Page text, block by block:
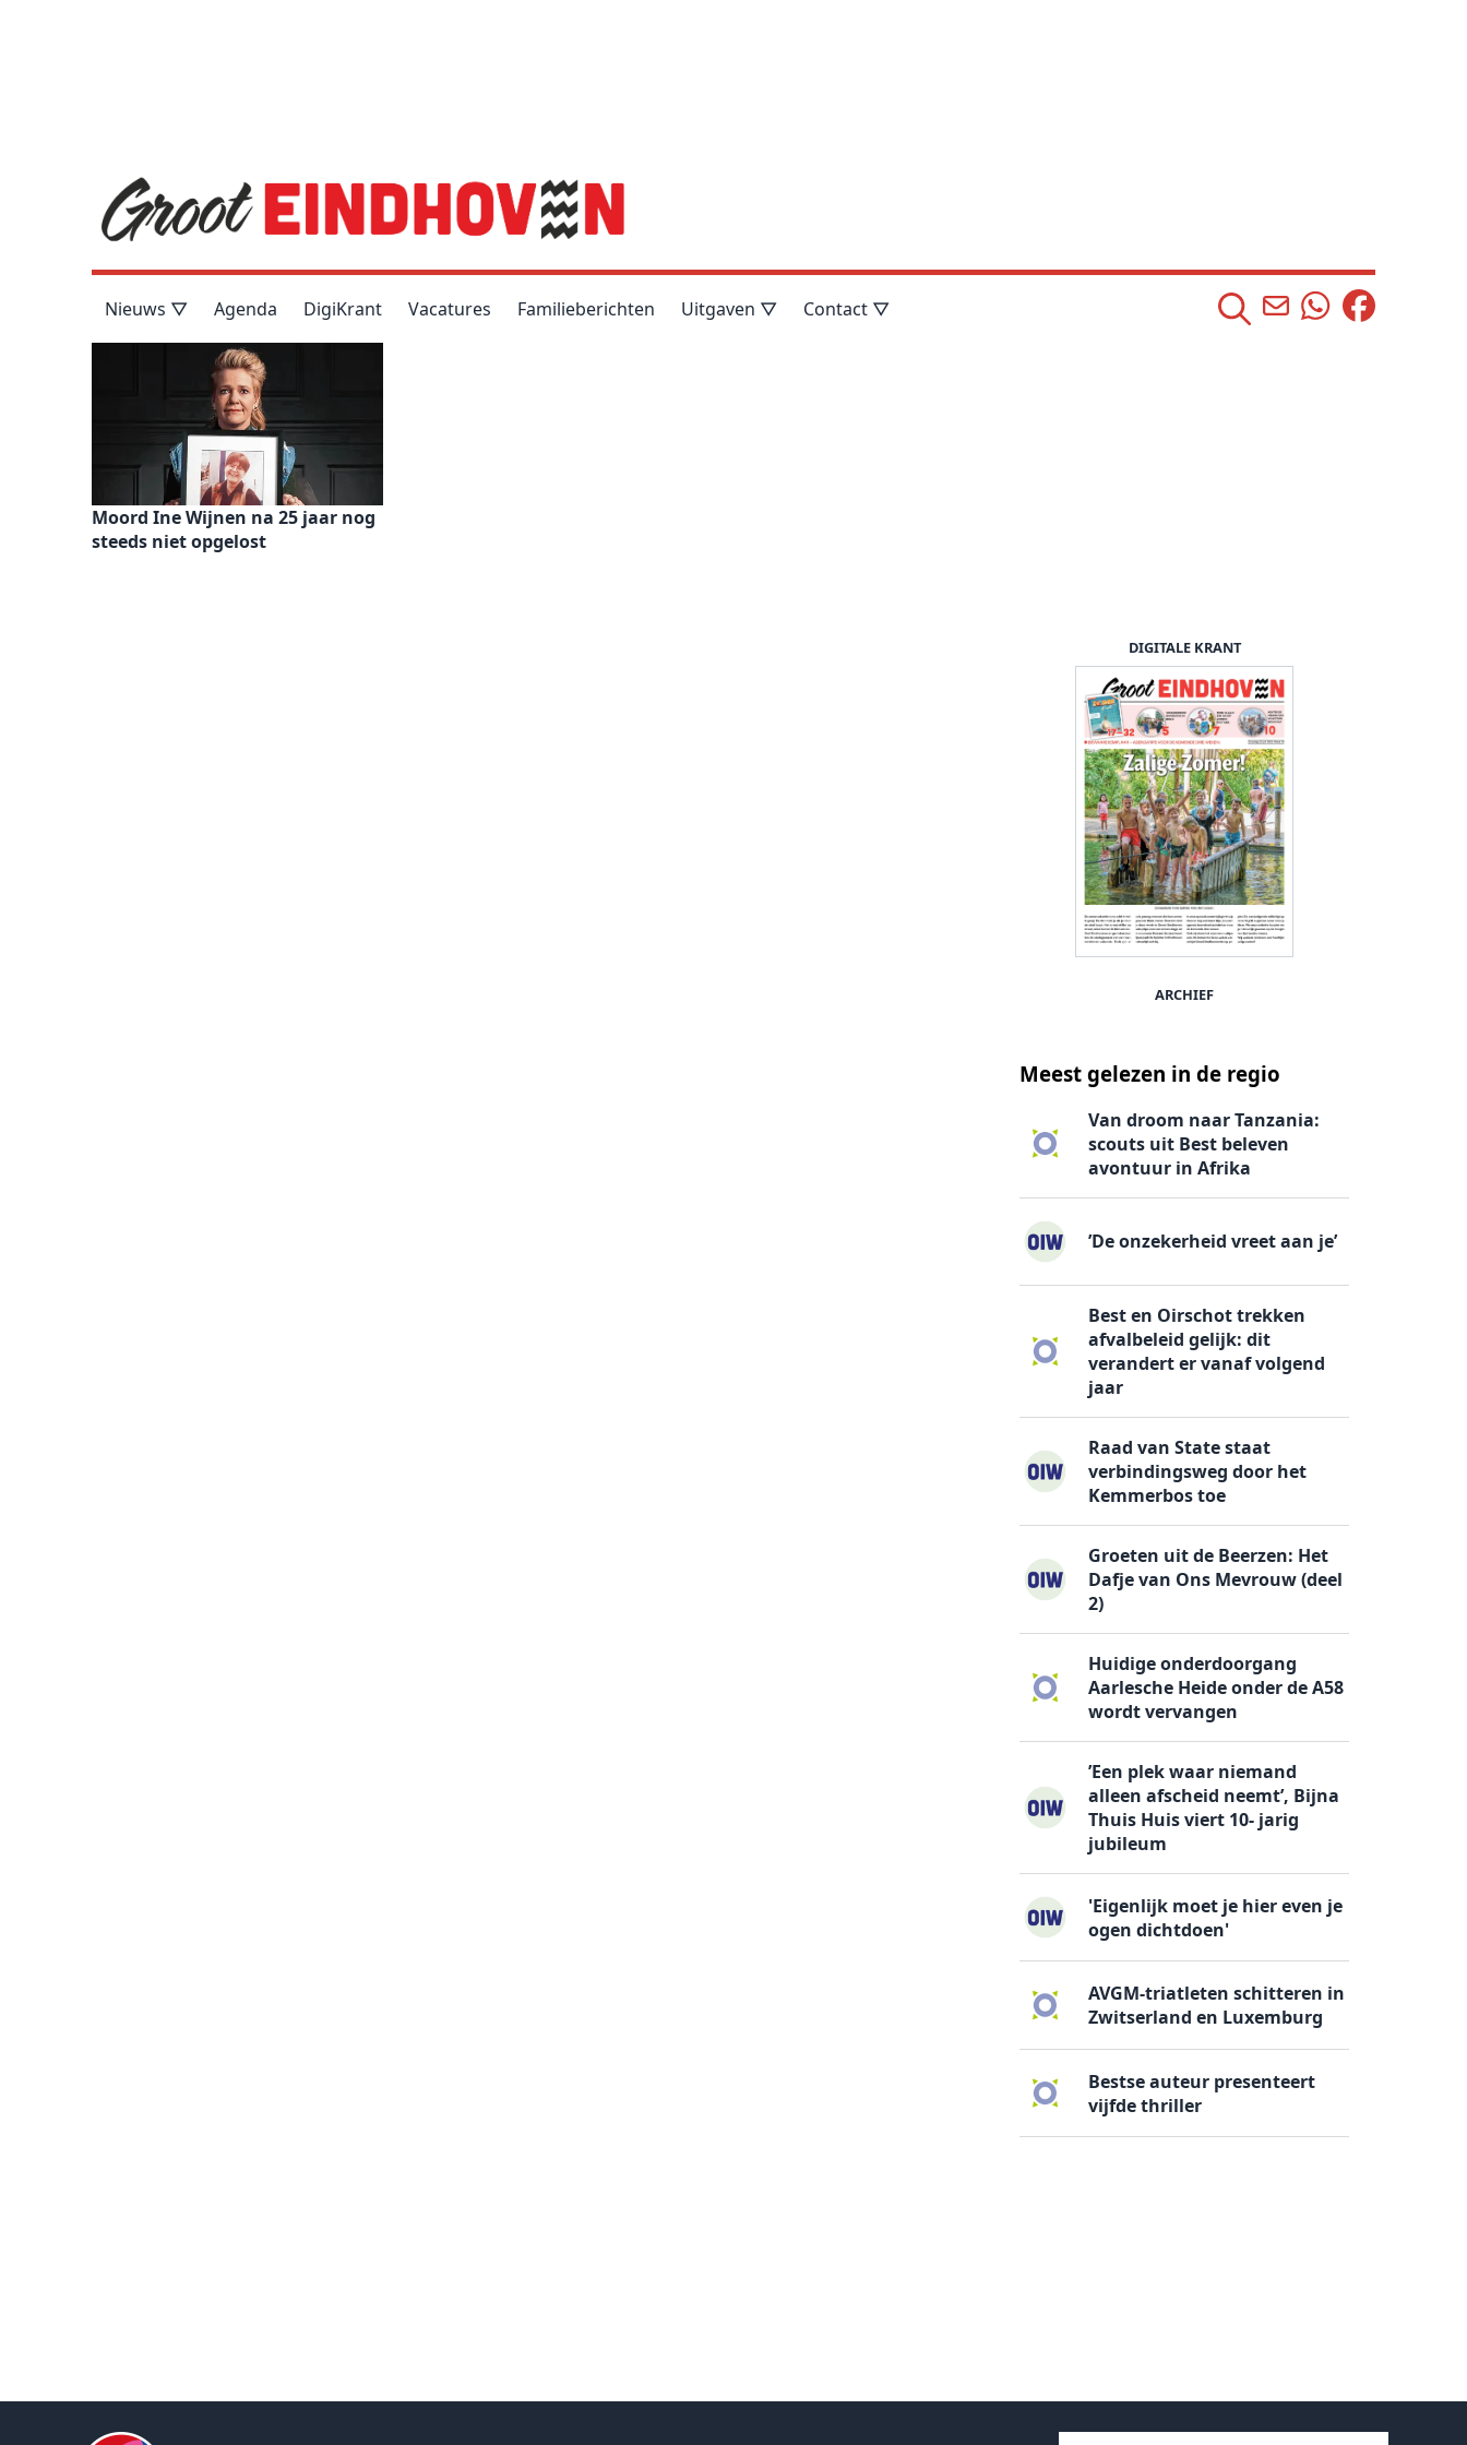
Nieuws ▽ Agenda DigiKrant Vacatures Familieberichten Uitgaven ▽ Contact ▽
Moord Ine Wijnen na 25 jaar nog
steeds niet opgelost
DIGITALE KRANT
ARCHIEF
Meest gelezen in de regio
Van droom naar Tanzania:
scouts uit Best beleven
avontuur in Afrika
’De onzekerheid vreet aan je’
Best en Oirschot trekken
afvalbeleid gelijk: dit
verandert er vanaf volgend
jaar
Raad van State staat
verbindingsweg door het
Kemmerbos toe
Groeten uit de Beerzen: Het
Dafje van Ons Mevrouw (deel
2)
Huidige onderdoorgang
Aarlesche Heide onder de A58
wordt vervangen
’Een plek waar niemand
alleen afscheid neemt’, Bijna
Thuis Huis viert 10- jarig
jubileum
'Eigenlijk moet je hier even je
ogen dichtdoen'
AVGM-triatleten schitteren in
Zwitserland en Luxemburg
Bestse auteur presenteert
vijfde thriller